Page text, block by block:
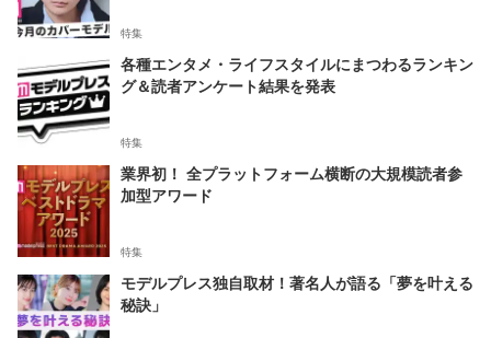
特集
各種エンタメ・ライフスタイルにまつわるランキン
グ＆読者アンケート結果を発表
特集
業界初！ 全プラットフォーム横断の大規模読者参
加型アワード
特集
モデルプレス独自取材！著名人が語る「夢を叶える
秘訣」